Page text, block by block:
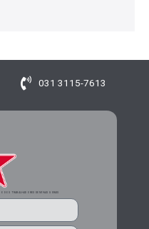
031 3115-7613
DOS TRABALHADORES DE MINAS GERAIS